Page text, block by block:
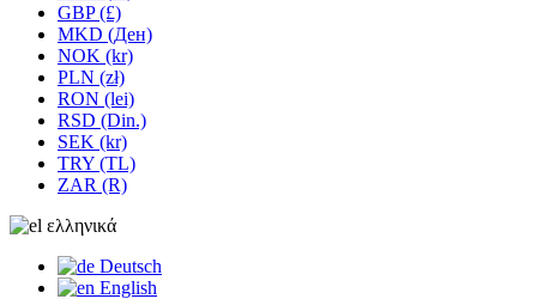
GBP (£)
MKD (Ден)
NOK (kr)
PLN (zł)
RON (lei)
RSD (Din.)
SEK (kr)
TRY (TL)
ZAR (R)
ελληνικά
Deutsch
English